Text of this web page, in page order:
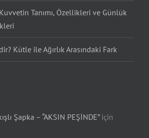
Tanımı, Özellikleri ve Günlük
Kütle ile Ağırlık Arasındaki Fark
Şapka – “AKSIN PEŞİNDE”için